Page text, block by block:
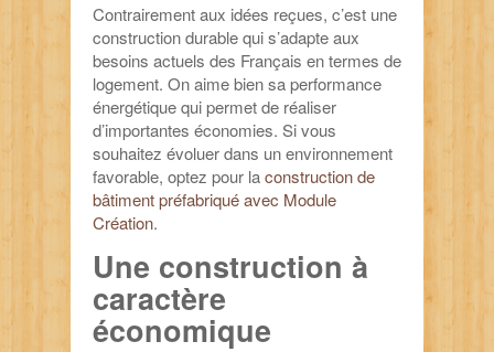
Contrairement aux idées reçues, c’est une
construction durable qui s’adapte aux
besoins actuels des Français en termes de
logement. On aime bien sa performance
énergétique qui permet de réaliser
d’importantes économies. Si vous
souhaitez évoluer dans un environnement
favorable, optez pour laconstruction de
bâtiment préfabriqué avec Module
Création.
Une construction à
caractère
économique